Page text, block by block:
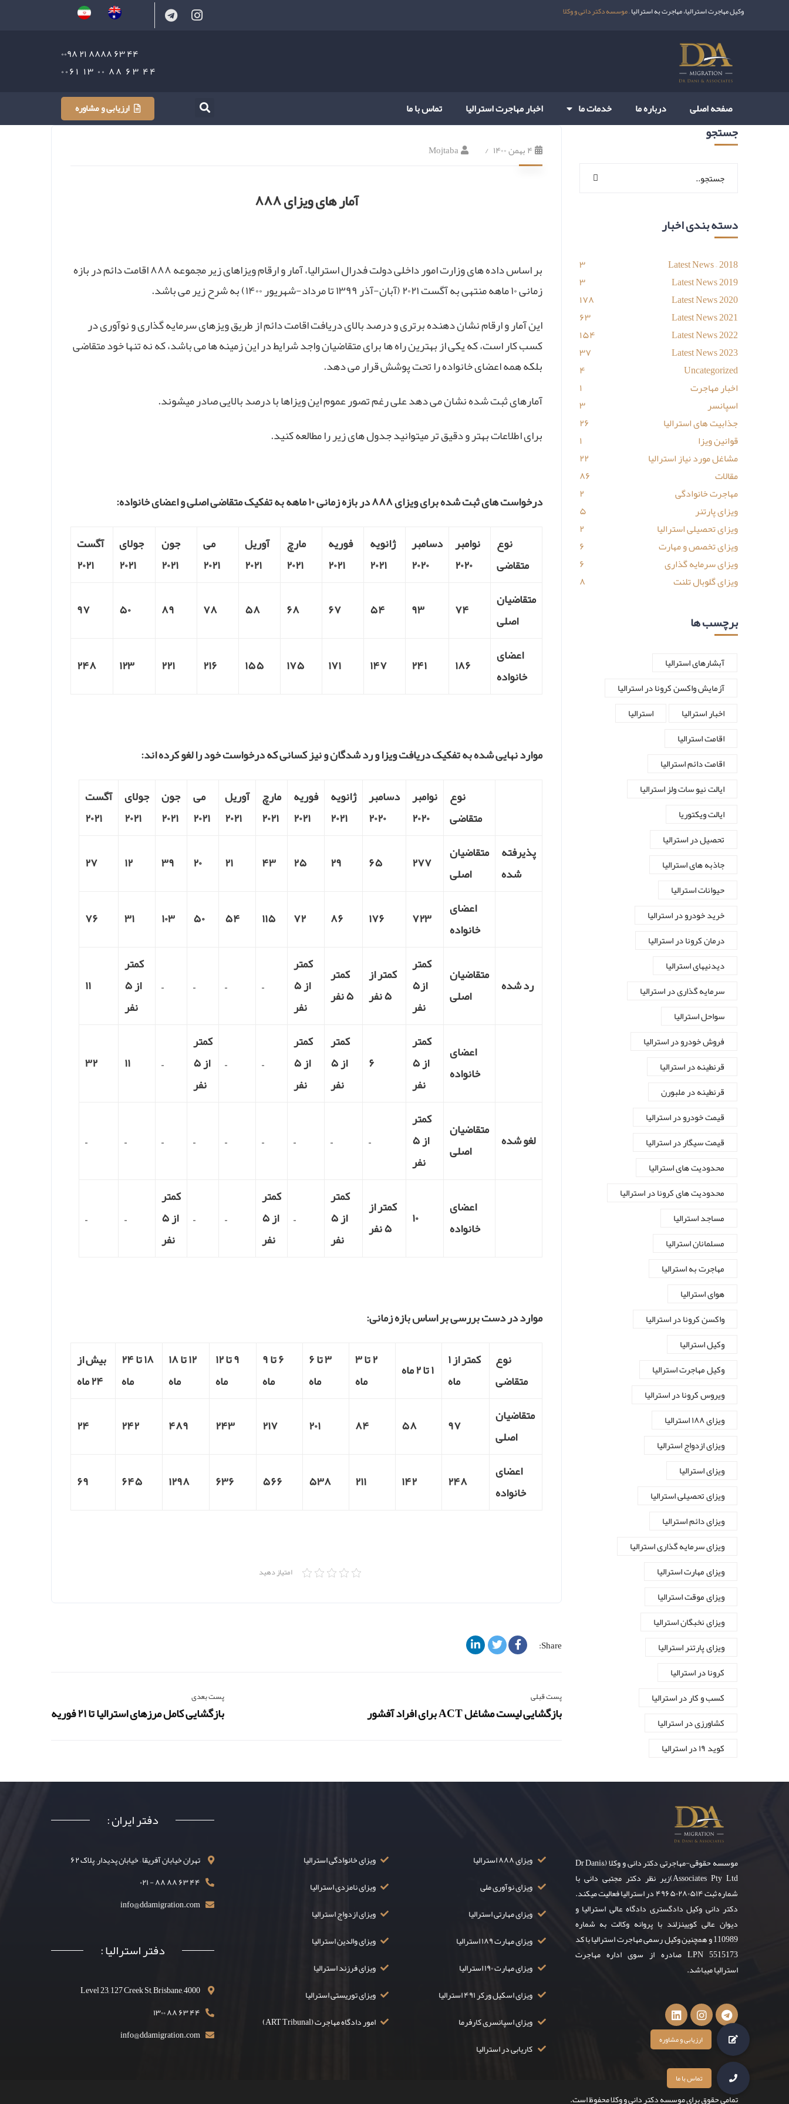
وکیل مهاجرت استرالیا، مهاجرت به استرالیا –موسسه دکتر دانی و وکلا
۴۴ ۶۳ ۸۸۸۸ ۲۱ ۰۰۹۸
۴۴ ۶۳ ۸۸ ۰۰ ۱۳ ۰۰۶۱
صفحه اصلی
درباره ما خدمات ما اخبار مهاجرت استرالیا تماس با ما ارزیابی و مشاوره
۴ بهمن ۱۴۰۰ Mojtaba
آمار های ویزای ۸۸۸
بر اساس داده های وزارت امور داخلی دولت فدرال استرالیا، آمار و ارقام ویزاهای زیر مجموعه ۸۸۸ اقامت دائم در بازه
زمانی ۱۰ ماهه منتهی به آگست ۲۰۲۱ (آبان-آذر ۱۳۹۹ تا مرداد-شهریور ۱۴۰۰) به شرح زیر می باشد.
این آمار و ارقام نشان دهنده برتری و درصد بالای دریافت اقامت دائم از طریق ویزهای سرمایه گذاری و نوآوری در
کسب کار است، که یکی از بهترین راه ها برای متقاضیان واجد شرایط در این زمینه ها می باشد، که نه تنها خود متقاضی
بلکه همه اعضای خانواده را تحت پوشش قرار می دهد.
آمارهای ثبت شده نشان می دهد علی رغم تصور عموم این ویزاها با درصد بالایی صادر میشوند.
برای اطلاعات بهتر و دقیق تر میتوانید جدول های زیر را مطالعه کنید.
درخواست های ثبت شده برای ویزای ۸۸۸ در بازه زمانی ۱۰ ماهه به تفکیک متقاضی اصلی و اعضای خانواده:
نوع
متقاضی
نوامبر
۲۰۲۰
دسامبر
۲۰۲۰
ژانویه
۲۰۲۱
فوریه
۲۰۲۱
مارچ
۲۰۲۱
آوریل
۲۰۲۱
می
۲۰۲۱
جون
۲۰۲۱
جولای
۲۰۲۱
آگست
۲۰۲۱
متقاضیان
اصلی
۷۴ ۹۳ ۵۴ ۶۷ ۶۸ ۵۸ ۷۸ ۸۹ ۵۰ ۹۷
اعضای
خانواده
۱۸۶ ۲۴۱ ۱۴۷ ۱۷۱ ۱۷۵ ۱۵۵ ۲۱۶ ۲۲۱ ۱۲۳ ۲۴۸
موارد نهایی شده به تفکیک دریافت ویزا و رد شدگان و نیز کسانی که درخواست خود را لغو کرده اند:
نوع
متقاضی
نوامبر
۲۰۲۰
دسامبر
۲۰۲۰
ژانویه
۲۰۲۱
فوریه
۲۰۲۱
مارچ
۲۰۲۱
آوریل
۲۰۲۱
می
۲۰۲۱
جون
۲۰۲۱
جولای
۲۰۲۱
آگست
۲۰۲۱
پذیرفته
شده
متقاضیان
اصلی
۲۷۷ ۶۵ ۲۹ ۲۵ ۴۳ ۲۱ ۲۰ ۳۹ ۱۲ ۲۷
اعضای
خانواده
۷۲۳ ۱۷۶ ۸۶ ۷۲ ۱۱۵ ۵۴ ۵۰ ۱۰۳ ۳۱ ۷۶
رد شده متقاضیان
اصلی
کمتر
از۵
نفر
کمتر از
۵ نفر
کمتر
۵ نفر
کمتر
از ۵
نفر
–
–
–
–
کمتر
از ۵
نفر
۱۱
اعضای
خانواده
کمتر
از ۵
نفر
۶
کمتر
از ۵
نفر
کمتر
از ۵
نفر
–
–
کمتر
از ۵
نفر
– ۱۱ ۳۲
لغو شده متقاضیان
اصلی
کمتر
از ۵
نفر
–
–
–
–
–
–
–
–
–
اعضای
خانواده
۱۰
کمتر از
۵ نفر
کمتر
از ۵
نفر
–
کمتر
از ۵
نفر
–
–
کمتر
از ۵
نفر
–
–
موارد در دست بررسی بر اساس بازه زمانی:
نوع
متقاضی
کمتر از ۱
ماه
۱ تا ۲ ماه
۲ تا ۳
ماه
۳ تا ۶
ماه
۶ تا ۹
ماه
۹ تا ۱۲
ماه
۱۲ تا ۱۸
ماه
۱۸ تا ۲۴
ماه
بیش از
۲۴ ماه
متقاضیان
اصلی
۹۷ ۵۸ ۸۴ ۲۰۱ ۲۱۷ ۲۴۳ ۴۸۹ ۲۴۲ ۲۴
اعضای
خانواده
۲۴۸ ۱۴۲ ۲۱۱ ۵۳۸ ۵۶۶ ۶۳۶ ۱۲۹۸ ۶۴۵ ۶۹
امتیاز دهید
Share:
پست قبلی
بازگشایی لیست مشاغل ACT برای افراد آفشور
پست بعدی
بازگشایی کامل مرزهای استرالیا تا ۲۱ فوریه
جستجو
دسته بندی اخبار
Latest News – 2018
۳
Latest News 2019
۳
Latest News 2020
۱۷۸
Latest News 2021
۶۳
Latest News 2022
۱۵۴
Latest News 2023
۳۷
Uncategorized
۴
اخبار مهاجرت
۱
اسپانسر
۳
جذابیت های استرالیا
۲۶
قوانین ویزا
۱
مشاغل مورد نیاز استرالیا
۲۲
مقالات
۸۶
مهاجرت خانوادگی
۲
ویزای پارتنر
۵
ویزای تحصیلی استرالیا
۲
ویزای تخصص و مهارت
۶
ویزای سرمایه گذاری
۶
ویزای گلوبال تلنت
۸
برچسب ها
آبشارهای استرالیا
آزمایش واکسن کرونا در استرالیا
اخبار استرالیا
استرالیا
اقامت استرالیا
اقامت دائم استرالیا
ایالت نیو سات ولز استرالیا
ایالت ویکتوریا
تحصیل در استرالیا
جاذبه های استرالیا
حیوانات استرالیا
خرید خودرو در استرالیا
درمان کرونا در استرالیا
دیدنیهای استرالیا
سرمایه گذاری در استرالیا
سواحل استرالیا
فروش خودرو در استرالیا
قرنطینه در استرالیا
قرنطینه در ملبورن
قیمت خودرو در استرالیا
قیمت سیگار در استرالیا
محدودیت های استرالیا
محدودیت های کرونا در استرالیا
مساجد استرالیا
مسلمانان استرالیا
مهاجرت به استرالیا
هوای استرالیا
واکسن کرونا در استرالیا
وکیل استرالیا
وکیل مهاجرت استرالیا
ویروس کرونا در استرالیا
ویزای ۱۸۸ استرالیا
ویزای ازدواج استرالیا
ویزای استرالیا
ویزای تحصیلی استرالیا
ویزای دائم استرالیا
ویزای سرمایه گذاری استرالیا
ویزای مهارت استرالیا
ویزای موقت استرالیا
ویزای نخبگان استرالیا
ویزای پارتنر استرالیا
کرونا در استرالیا
کسب و کار در استرالیا
کشاورزی در استرالیا
کوید ۱۹ در استرالیا
موسسه حقوقی-مهاجرتی دکتر دانی و وکلا (Dr Dani&
Associates Pty Ltd)زیر نظر دکتر مجتبی دانی با
شماره ثبت ۴۹۶۵۰۲۸۰۵۱۴ در استرالیا فعالیت میکند.
دکتر دانی وکیل دادگستری دادگاه عالی استرالیا و
دیوان عالی کویینزلند با پروانه وکالت به شماره
110989 و همچنین وکیل رسمی مهاجرت استرالیا با کد
LPN 5515173 صادره از سوی اداره مهاجرت
استرالیا میباشد.
ویزای ۸۸۸ استرالیا
ویزای نوآوری ملی
ویزای مهارتی استرالیا
ویزای مهارت ۱۸۹ استرالیا
ویزای مهارت ۱۹۰ استرالیا
ویزای اسکیل ورکر ۴۹۱ استرالیا
ویزای اسپانسری کارفرما
کاریابی در استرالیا
ویزای خانوادگی استرالیا
ویزای نامزدی استرالیا
ویزای ازدواج استرالیا
ویزای والدین استرالیا
ویزای فرزند استرالیا
ویزای توریستی استرالیا
امور دادگاه مهاجرت (ART Tribunal)
دفتر ایران :
تهران خیابان آفریقا – خیابان پدیدار– پلاک ۶۲
۴۴ ۶۳ ۸۸ ۸۸ - ۰۲۱
info@ddamigration.com
دفتر استرالیا :
Level 23, 127 Creek St, Brisbane, 4000
۴۴ ۶۳ ۸۸ ۱۳۰۰
info@ddamigration.com
تمامی حقوق برای موسسه دکتر دانی و وکلا محفوظ است.